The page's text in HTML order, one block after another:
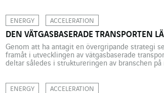
ENERGY ACCELERATION
DEN VÄTGASBASERADE TRANSPORTEN
Genom att ha antagit en övergripande strategi
framåt i utvecklingen av vätgasbaserade
deltar således i struktureringen av branschen
ENERGY ACCELERATION